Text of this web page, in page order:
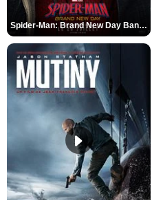
Spider-Man: Brand New Day Bande-annonce VO STFR